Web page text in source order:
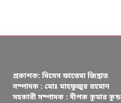
প্রকাশক: মিসেস ফাতেমা জিন্নাত
সম্পাদক : মোঃ মাহফুজুর রহমান
সহকারী সম্পাদক : দীপক কুমার কুন্ড